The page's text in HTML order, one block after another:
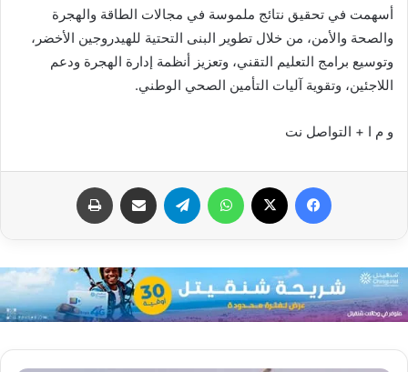
أسهمت في تحقيق نتائج ملموسة في مجالات الطاقة والهجرة
والصحة والأمن، من خلال تطوير البنى التحتية للهيدروجين الأخضر،
وتوسيع برامج التعليم التقني، وتعزيز أنظمة إدارة الهجرة ودعم
اللاجئين، وتقوية آليات التأمين الصحي الوطني.
و م ا + التواصل نت
فيسبوك واتساب تيلقرام مشاركة عبر البريد